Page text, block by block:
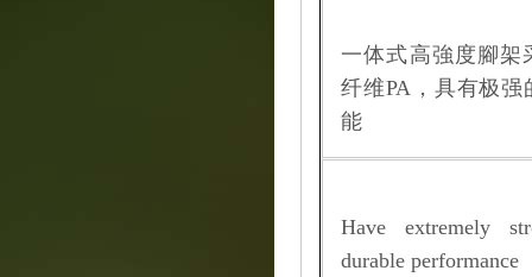
一体式高強度腳架
纤维PA，具有极强
能
Have extremely
durable performance